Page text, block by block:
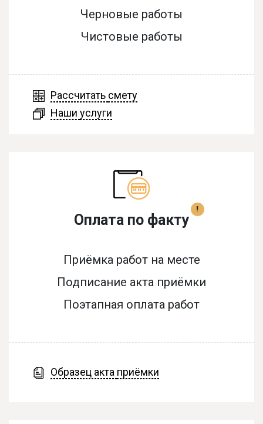
Черновые работы
Чистовые работы
Рассчитать смету
Наши услуги
Оплата по факту
!
Приёмка работ на месте
Подписание акта приёмки
Поэтапная оплата работ
Образец акта приёмки